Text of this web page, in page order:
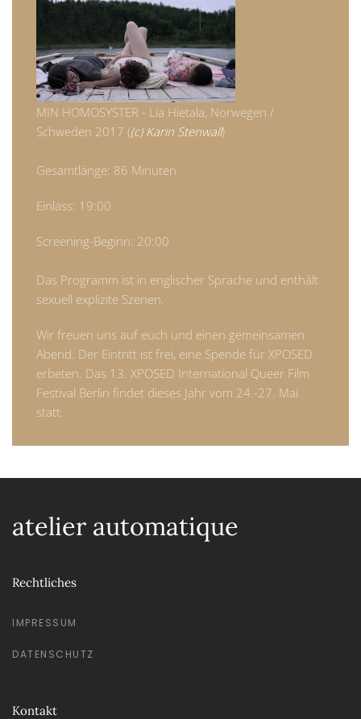
MIN HOMOSYSTER - Lia Hietala, Norwegen /
Schweden 2017 ((c) Karin Stenwall)
Gesamtlänge: 86 Minuten
Einlass: 19:00
Screening-Beginn: 20:00
Das Programm ist in englischer Sprache und enthält
sexuell explizite Szenen.
Wir freuen uns auf euch und einen gemeinsamen
Abend. Der Eintritt ist frei, eine Spende für XPOSED
erbeten. Das 13. XPOSED International Queer Film
Festival Berlin findet dieses Jahr vom 24.-27. Mai
statt.
atelier automatique
Rechtliches
IMPRESSUM
DATENSCHUTZ
Kontakt